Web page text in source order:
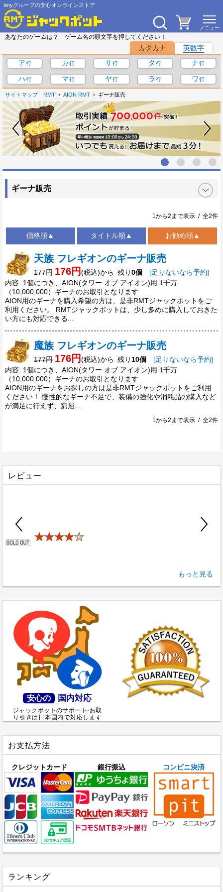
iimyグループの安心オンラインストア
あなたのゲームは？ ゲーム名の頭文字を押してください！
カタカナ
英数字
ア
カ サ タ
ナ
ハ
マ ヤ ラ ワ
サイトマップ RMT AION RMT ギーナ販売
ギーナ販売
1から2まで表示 / 全2件
価格順▲ タイトル順▲ お勧め順▲
天族 フレギオンのギーナ販売
177円 176円(税込)から 残り0個
[足りないなら予約]
内容: 1個につき、AION(タワー オブ アイオン)用 1千万
（10,000,000）ギーナのお取引となります
AION用のギーナを購入希望の方は、是非RMTジャックポットをご
利用ください。 RMTジャックポットは、少し多めに購入しておきた
い方にも対応できる...
魔族 フレギオンのギーナ販売
177円 176円(税込)から 残り 10個
[足りないなら予約]
内容: 1個につき、AION(タワー オブ アイオン)用 1千万
（10,000,000）ギーナのお取引となります
AION用のギーナをお探しの方は是非RMTジャックポットをご利用
ください！ 慢性的なギーナ不足で、装備の強化や消耗品の購入など
が満足に行えず、窮屈...
1から2まで表示 / 全2件
レビュー
★★★★★
もっと見る
安心の 国内対応
ジャックポットのサポート·お取
り引きは日本国内で対応します
お支払方法
クレジットカード 銀行振込 コンビニ決済
ランキング